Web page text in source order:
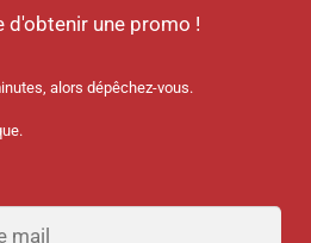
d'obtenir une promo !
alors dépêchez-vous.